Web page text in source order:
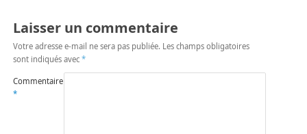
Laisser un commentaire
Votre adresse e-mail ne sera pas publiée. Les champs obligatoires
sont indiqués avec *
Commentaire
*